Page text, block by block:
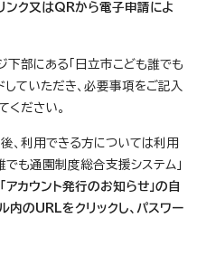
ンク又はQRから電子申請によ
下部にある「日立市こども誰でも
ていただき、必要事項をご記入
ください。
、利用できる方については利用
でも通園制度総合支援システム」
アカウント発行のお知らせ」の自
内のURLをクリックし、パスワー